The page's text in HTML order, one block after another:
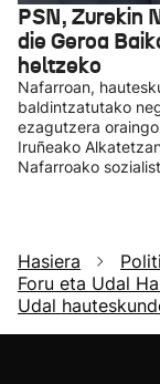
PSN, Zurekin
die Geroa
heltzeko
Nafarroan,
baldintzatutako
ezagutzera
Iruñeako
Nafarroako
Hasiera
Foru eta Udal
Udal